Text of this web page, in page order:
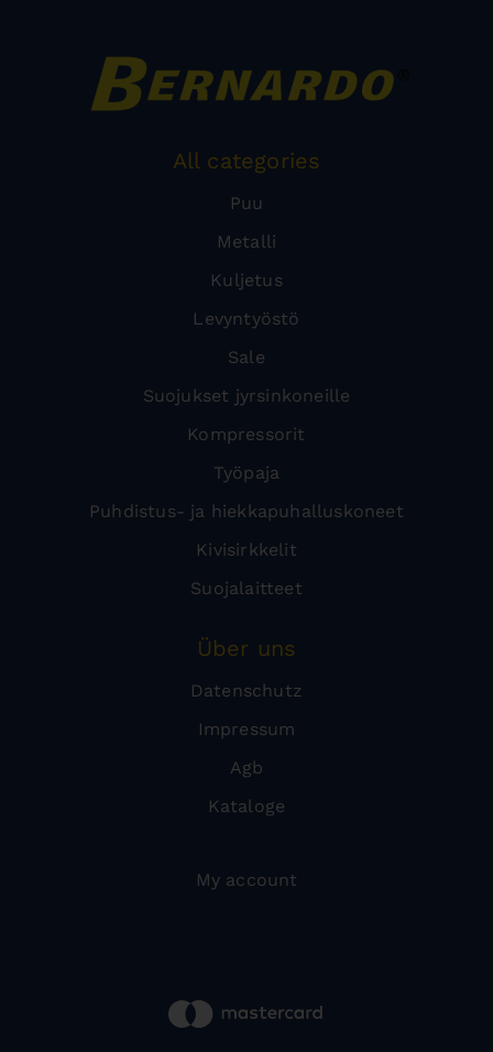
All categories
Puu
Metalli
Kuljetus
Levyntyöstö
Sale
Suojukset jyrsinkoneille
Kompressorit
Työpaja
Puhdistus- ja hiekkapuhalluskoneet
Kivisirkkelit
Suojalaitteet
Über uns
Datenschutz
Impressum
Agb
Kataloge
My account